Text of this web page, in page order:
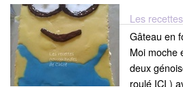
Les
Gâteau en
Moi moche
deux
roulé ICI )